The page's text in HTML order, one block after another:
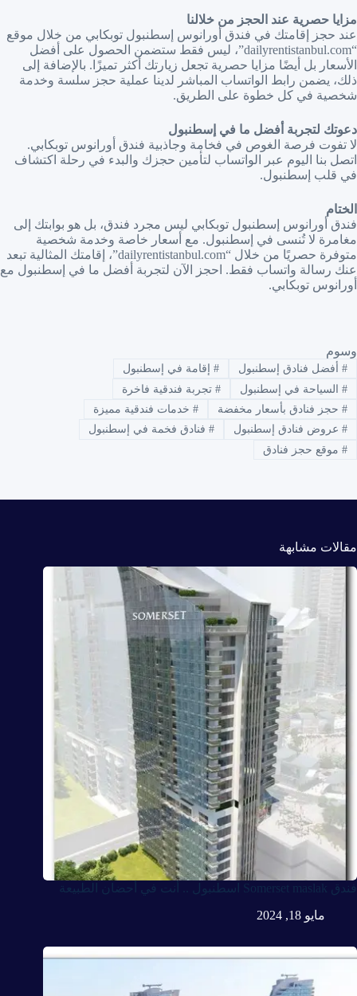
مزايا حصرية عند الحجز من خلالنا
عند حجز إقامتك في فندق أورانوس إسطنبول توبكابي من خلال موقع
“dailyrentistanbul.com”، ليس فقط ستضمن الحصول على أفضل
الأسعار بل أيضًا مزايا حصرية تجعل زيارتك أكثر تميزًا. بالإضافة إلى
ذلك، يضمن رابط الواتساب المباشر لدينا عملية حجز سلسة وخدمة
شخصية في كل خطوة على الطريق.
دعوتك لتجربة أفضل ما في إسطنبول
لا تفوت فرصة الغوص في فخامة وجاذبية فندق أورانوس توبكابي.
اتصل بنا اليوم عبر الواتساب لتأمين حجزك والبدء في رحلة اكتشاف
في قلب إسطنبول.
الختام
فندق أورانوس إسطنبول توبكابي ليس مجرد فندق، بل هو بوابتك إلى
مغامرة لا تُنسى في إسطنبول. مع أسعار خاصة وخدمة شخصية
متوفرة حصريًا من خلال “dailyrentistanbul.com”، إقامتك المثالية تبعد
عنك رسالة واتساب فقط. احجز الآن لتجربة أفضل ما في إسطنبول مع
أورانوس توبكابي.
وسوم
#أفضل فنادق إسطنبول #إقامة في إسطنبول
#السياحة في إسطنبول #تجربة فندقية فاخرة
#حجز فنادق بأسعار مخفضة #خدمات فندقية مميزة
#عروض فنادق إسطنبول #فنادق فخمة في إسطنبول
#موقع حجز فنادق
مقالات مشابهة
فندق Somerset maslak اسطنبول .. أنت في أحضان الطبيعة
مايو 18, 2024